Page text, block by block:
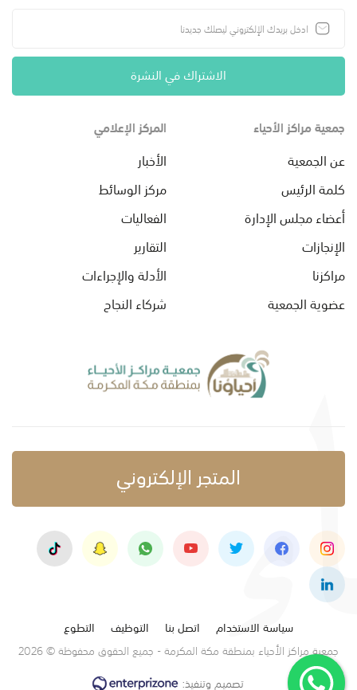
الاشتراك في النشرة
جمعية مراكز الأحياء
عن الجمعية
كلمة الرئيس
أعضاء مجلس الإدارة
الإنجازات
مراكزنا
عضوية الجمعية
المركز الإعلامي
الأخبار
مركز الوسائط
الفعاليات
التقارير
الأدلة والإجراءات
شركاء النجاح
المتجر الإلكتروني
سياسة الاستخدام اتصل بنا التوظيف
التطوع
جمعية مراكز الأحياء بمنطقة مكة المكرمة - جميع الحقوق محفوظة © 2026
تصميم وتنفيذ: